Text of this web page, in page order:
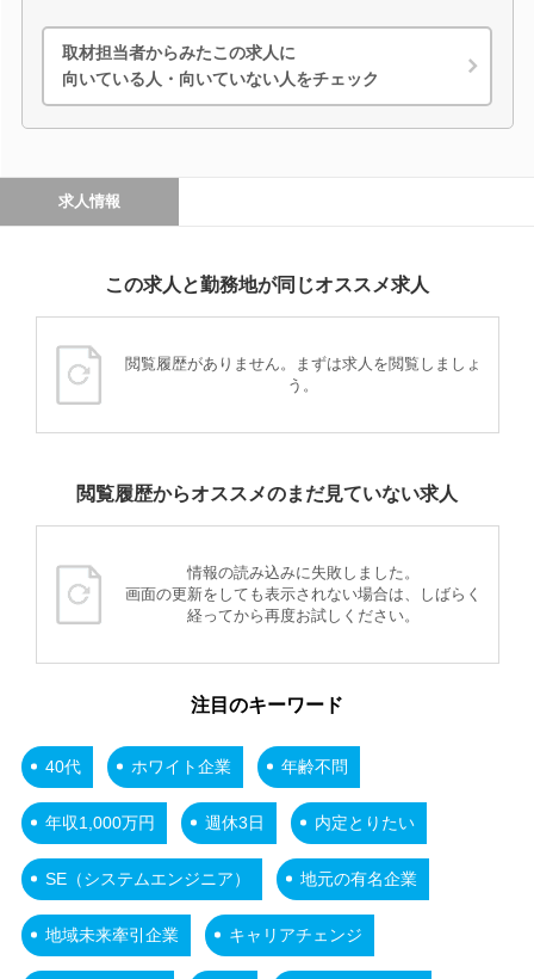
取材担当者からみたこの求人に
向いている人・向いていない人をチェック
求人情報
この求人と勤務地が同じオススメ求人
閲覧履歴がありません。まずは求人を閲覧しましょ
う。
閲覧履歴からオススメのまだ見ていない求人
情報の読み込みに失敗しました。
画面の更新をしても表示されない場合は、しばらく
経ってから再度お試しください。
注目のキーワード
40代 ホワイト企業 年齢不問
年収1,000万円 週休3日 内定とりたい
SE（システムエンジニア） 地元の有名企業
地域未来牽引企業 キャリアチェンジ